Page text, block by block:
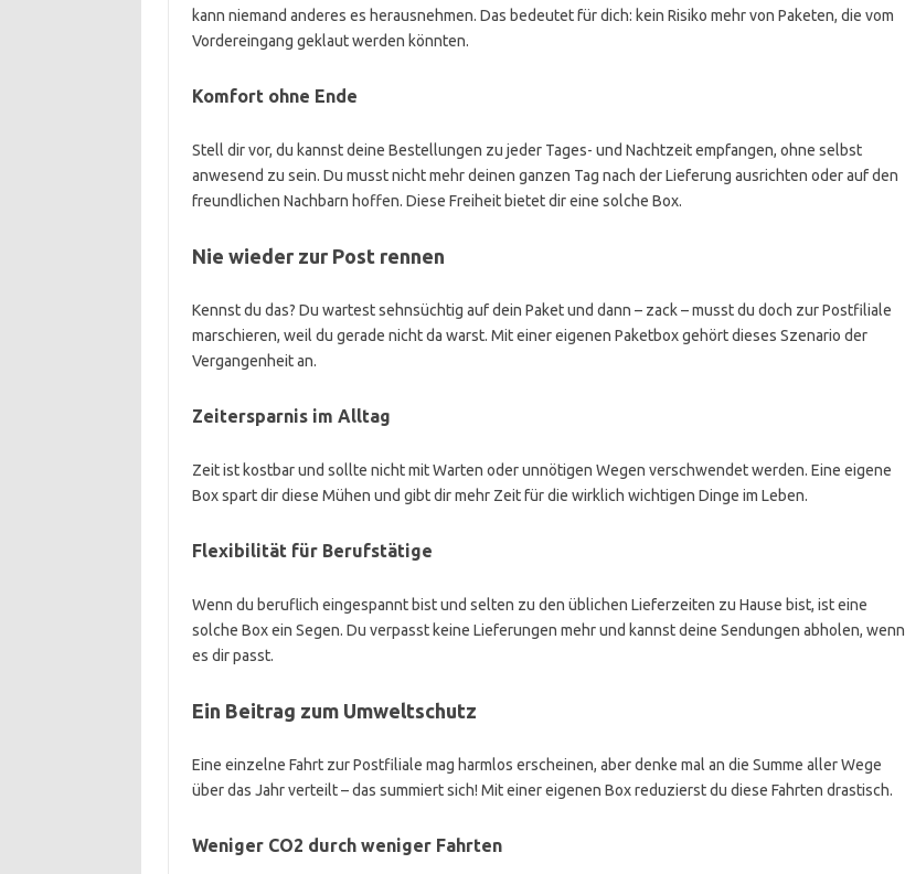
kann niemand anderes es herausnehmen. Das bedeutet für dich: kein Risiko mehr von Paketen, die vom
Vordereingang geklaut werden könnten.
Komfort ohne Ende
Stell dir vor, du kannst deine Bestellungen zu jeder Tages- und Nachtzeit empfangen, ohne selbst
anwesend zu sein. Du musst nicht mehr deinen ganzen Tag nach der Lieferung ausrichten oder auf den
freundlichen Nachbarn hoffen. Diese Freiheit bietet dir eine solche Box.
Nie wieder zur Post rennen
Kennst du das? Du wartest sehnsüchtig auf dein Paket und dann – zack – musst du doch zur Postfiliale
marschieren, weil du gerade nicht da warst. Mit einer eigenen Paketbox gehört dieses Szenario der
Vergangenheit an.
Zeitersparnis im Alltag
Zeit ist kostbar und sollte nicht mit Warten oder unnötigen Wegen verschwendet werden. Eine eigene
Box spart dir diese Mühen und gibt dir mehr Zeit für die wirklich wichtigen Dinge im Leben.
Flexibilität für Berufstätige
Wenn du beruflich eingespannt bist und selten zu den üblichen Lieferzeiten zu Hause bist, ist eine
solche Box ein Segen. Du verpasst keine Lieferungen mehr und kannst deine Sendungen abholen, wenn
es dir passt.
Ein Beitrag zum Umweltschutz
Eine einzelne Fahrt zur Postfiliale mag harmlos erscheinen, aber denke mal an die Summe aller Wege
über das Jahr verteilt – das summiert sich! Mit einer eigenen Box reduzierst du diese Fahrten drastisch.
Weniger CO2 durch weniger Fahrten